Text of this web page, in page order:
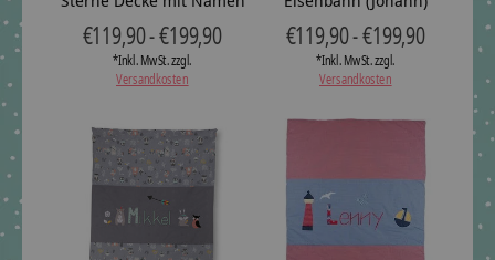
€119,90 - €199,90
*Inkl. MwSt. zzgl.
Versandkosten
€119,90 - €199,90
*Inkl. MwSt. zzgl.
Versandkosten